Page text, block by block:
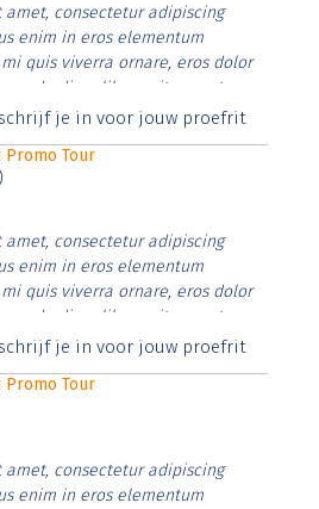
consectetur adipiscing
enim in eros elementum
quis viverra ornare, eros dolor
diam libero vitae erat.
et justo cursus id rutrum lorem
je in voor jouw proefrit
Promo Tour
consectetur adipiscing
enim in eros elementum
quis viverra ornare, eros dolor
diam libero vitae erat.
et justo cursus id rutrum lorem
je in voor jouw proefrit
Promo Tour
consectetur adipiscing
enim in eros elementum